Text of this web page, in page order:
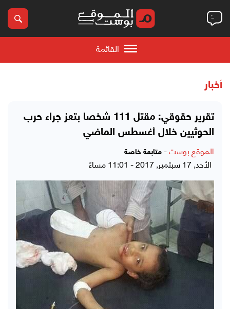
القائمة
أخبار
تقرير حقوقي: مقتل 111 شخصا بتعز جراء حرب
الحوثيين خلال أغسطس الماضي
الموقع بوست- متابعة خاصة
الأحد, 17 سبتمبر, 2017 - 11:01 مساءً